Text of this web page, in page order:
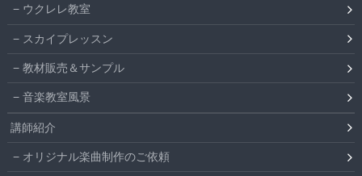
ウクレレ教室
スカイプレッスン
教材販売＆サンプル
音楽教室風景
講師紹介
オリジナル楽曲制作のご依頼